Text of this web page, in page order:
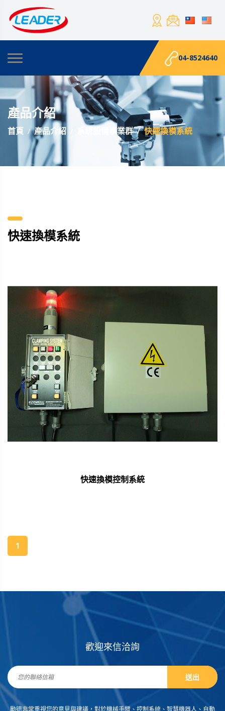
04-8524640
產品介紹
首頁 產品介紹 系統設備事業群 快速換模系統
快速換模系統
快速換模控制系統
1
歡迎來信洽詢
送出
勵德非常重視您的意見與建議，對於機械手臂、控制系統、智慧機器人、自動